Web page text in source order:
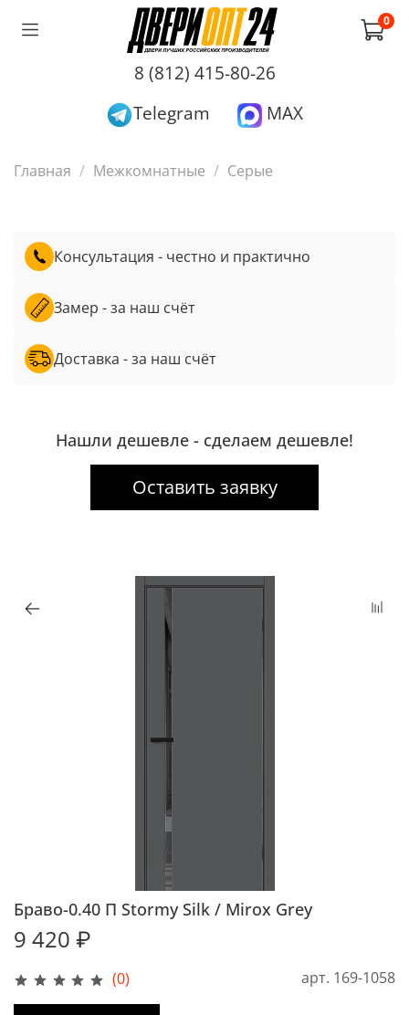
0
8 (812) 415-80-26
Telegram
MAX
Главная Межкомнатные Серые
Консультация - честно и практично
Замер - за наш счёт
Доставка - за наш счёт
Нашли дешевле - сделаем дешевле!
Оставить заявку
(0) арт. 169-1058
Браво-0.40 П Stormy Silk / Mirox Grey
9 420 ₽